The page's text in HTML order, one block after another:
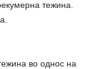
тежина.
во однос на